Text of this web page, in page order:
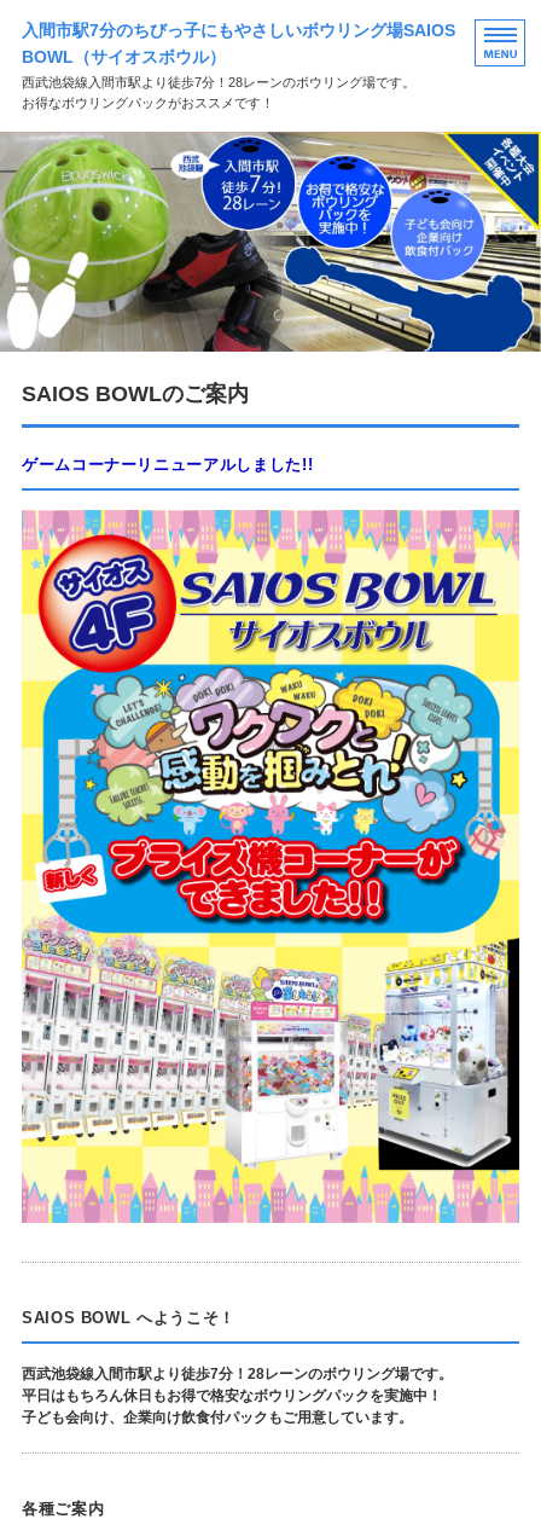
入間市駅7分のちびっ子にもやさしいボウリング場SAIOS
BOWL（サイオスボウル）
西武池袋線入間市駅より徒歩7分！28レーンのボウリング場です。
お得なボウリングパックがおススメです！
HOME
料金のご案内
団体様向けのご案内
店舗概要
SAIOS BOWLのご案内
ゲームコーナーリニューアルしました!!
SAIOS BOWL へようこそ！
西武池袋線入間市駅より徒歩7分！28レーンのボウリング場です。
平日はもちろん休日もお得で格安なボウリングパックを実施中！
子ども会向け、企業向け飲食付パックもご用意しています。
各種ご案内